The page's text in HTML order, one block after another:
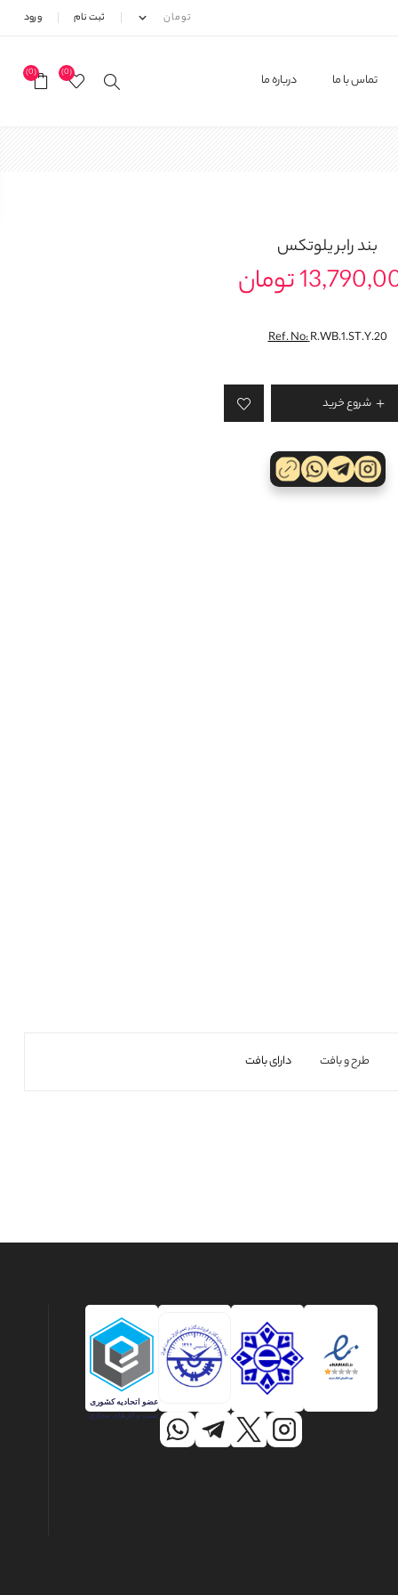
ثبت نام ورود
تماس با ما درباره ما (0)
(0)
بند رابر یلوتکس
تومان
Ref. No:R.WB.1.ST.Y.20
شروع خرید
طرح و بافت دارای بافت